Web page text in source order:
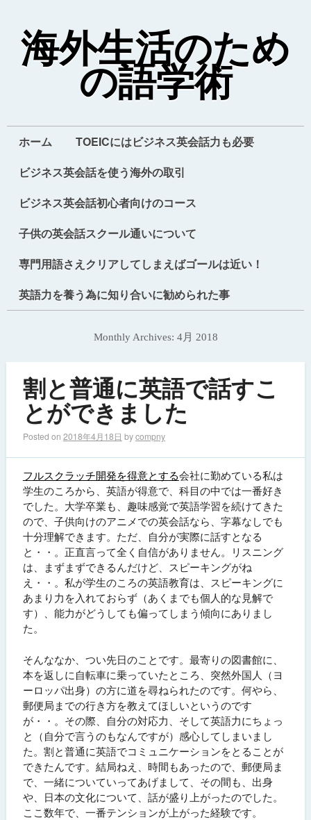
海外生活のため
の語学術
ホーム
TOEICにはビジネス英会話力も必要
ビジネス英会話を使う海外の取引
ビジネス英会話初心者向けのコース
子供の英会話スクール通いについて
専門用語さえクリアしてしまえばゴールは近い！
英語力を養う為に知り合いに勧められた事
Monthly Archives: 4月 2018
割と普通に英語で話すこ
とができました
Posted on 2018年4月18日 bycompny
フルスクラッチ開発を得意とする会社に勤めている私は
学生のころから、英語が得意で、科目の中では一番好き
でした。大学卒業も、趣味感覚で英語学習を続けてきた
ので、子供向けのアニメでの英会話なら、字幕なしでも
十分理解できます。ただ、自分が実際に話すとなる
と・・。正直言って全く自信がありません。リスニング
は、まずまずできるんだけど、スピーキングがね
え・・。私が学生のころの英語教育は、スピーキングに
あまり力を入れておらず（あくまでも個人的な見解で
す）、能力がどうしても偏ってしまう傾向にありまし
た。
そんななか、つい先日のことです。最寄りの図書館に、
本を返しに自転車に乗っていたところ、突然外国人（ヨ
ーロッパ出身）の方に道を尋ねられたのです。何やら、
郵便局までの行き方を教えてほしいというのです
が・・。その際、自分の対応力、そして英語力にちょっ
と（自分で言うのもなんですが）感心してしまいまし
た。割と普通に英語でコミュニケーションをとることが
できたんです。結局ねえ、時間もあったので、郵便局ま
で、一緒についていってあげまして、その間も、出身
や、日本の文化について、話が盛り上がったのでした。
ここ数年で、一番テンションが上がった経験です。